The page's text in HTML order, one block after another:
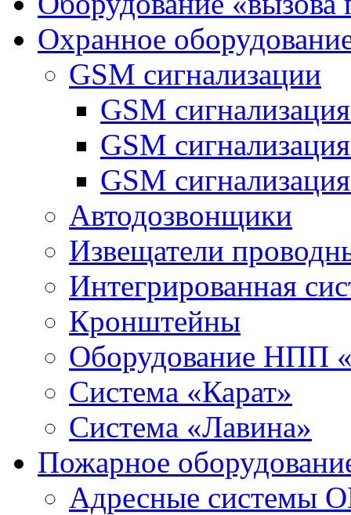
Охранное
GSM сигнализации
GSM
GSM
GSM
Автодозвонщики
Извещатели
Интегрированная
Кронштейны
Оборудование НПП
Система «Карат»
Система «Лавина»
Пожарное
Адресные системы